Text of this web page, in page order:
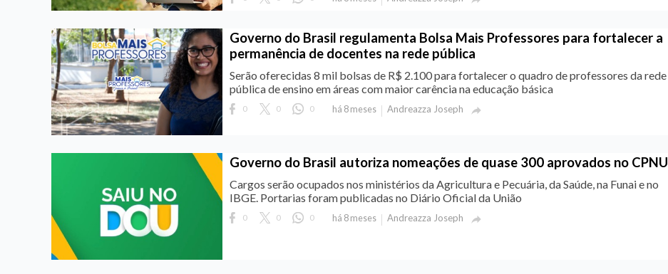
Governo do Brasil regulamenta Bolsa Mais Professores para fortalecer a
permanência de docentes na rede pública
Serão oferecidas 8 mil bolsas de R$ 2.100 para fortalecer o quadro de professores da rede
pública de ensino em áreas com maior carência na educação básica
0 0 0 há 8 meses Andreazza Joseph 
Governo do Brasil autoriza nomeações de quase 300 aprovados no CPNU
Cargos serão ocupados nos ministérios da Agricultura e Pecuária, da Saúde, na Funai e no
IBGE. Portarias foram publicadas no Diário Oficial da União
0 0 0 há 8 meses Andreazza Joseph 